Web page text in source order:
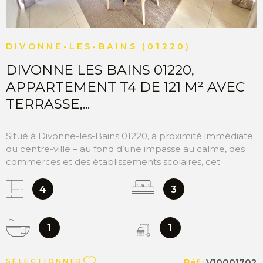
sur les risques auxquels ce bien est exposé sont
disponibles sur le site Géorisques
DIVONNE-LES-BAINS (01220)
DIVONNE LES BAINS 01220,
APPARTEMENT T4 DE 121 M² AVEC
TERRASSE,...
Situé à Divonne-les-Bains 01220, à proximité immédiate
du centre-ville – au fond d’une impasse au calme, des
commerces et des établissements scolaires, cet
trouve au rez de jardin et même temps au 1er étage
d’une résidence récente de standing construite en 2014,
compose d’une grande entrée avec une penderie, une
cuisine entièrement équipée séparée, un vaste séjour /
4 3
1 1